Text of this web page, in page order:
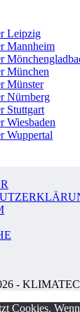
Leipzig
Mannheim
München
Münster
Nürnberg
Stuttgart
Wiesbaden
Wuppertal
-
Cookies.